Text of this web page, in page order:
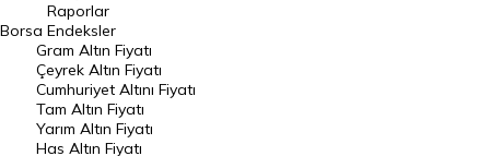
Dünya Borsaları
Raporlar
Endeksler
DÖVİZ
Borsa
Raporlar
Endeksler
Gram Altın Fiyatı
Çeyrek Altın Fiyatı
Cumhuriyet Altını Fiyatı
Tam Altın Fiyatı
Yarım Altın Fiyatı
Has Altın Fiyatı